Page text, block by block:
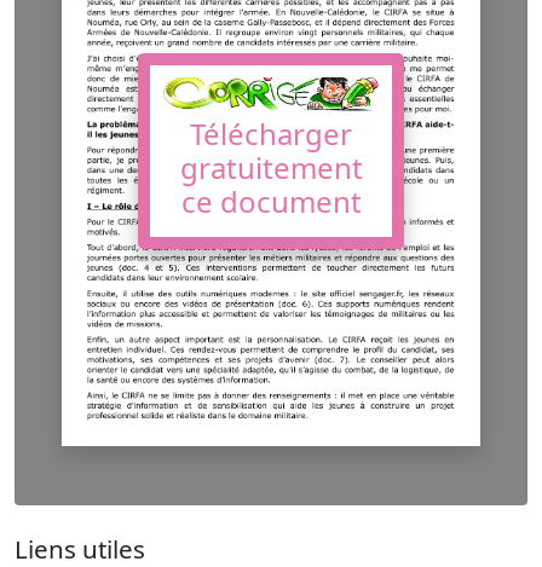
Télécharger
gratuitement
ce document
Liens utiles